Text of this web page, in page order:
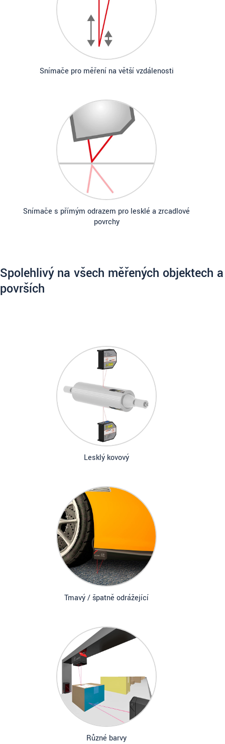
Snímače pro měření na větší vzdálenosti
Snímače s přímým odrazem pro lesklé a zrcadlové
povrchy
Spolehlivý na všech měřených objektech a
površích
Lesklý kovový
Tmavý / špatně odrážející
Různé barvy